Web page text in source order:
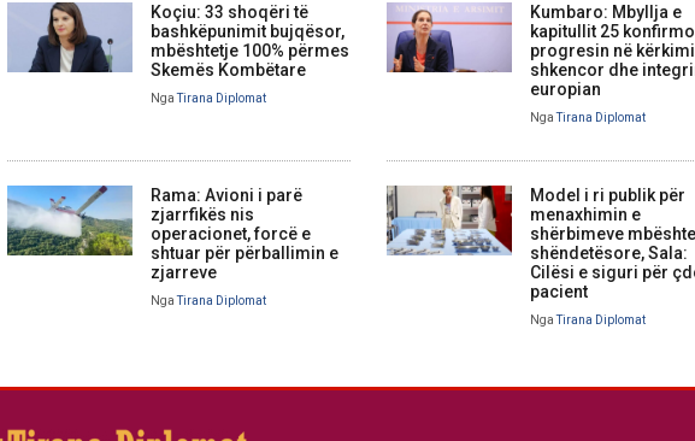
Koçiu: 33 shoqëri të
bashkëpunimit bujqësor,
mbështetje 100% përmes
Skemës Kombëtare
NgaTirana Diplomat
Kumbaro: Mbyllja e
kapitullit 25
progresin në
shkencor dhe
europian
NgaTirana Diplomat
Rama: Avioni i parë
zjarrfikës nis
operacionet, forcë e
shtuar për përballimin e
zjarreve
NgaTirana Diplomat
Model i ri publik për
menaxhimin e
shërbimeve
shëndetësore, Sala:
Cilësi e siguri për
pacient
NgaTirana Diplomat